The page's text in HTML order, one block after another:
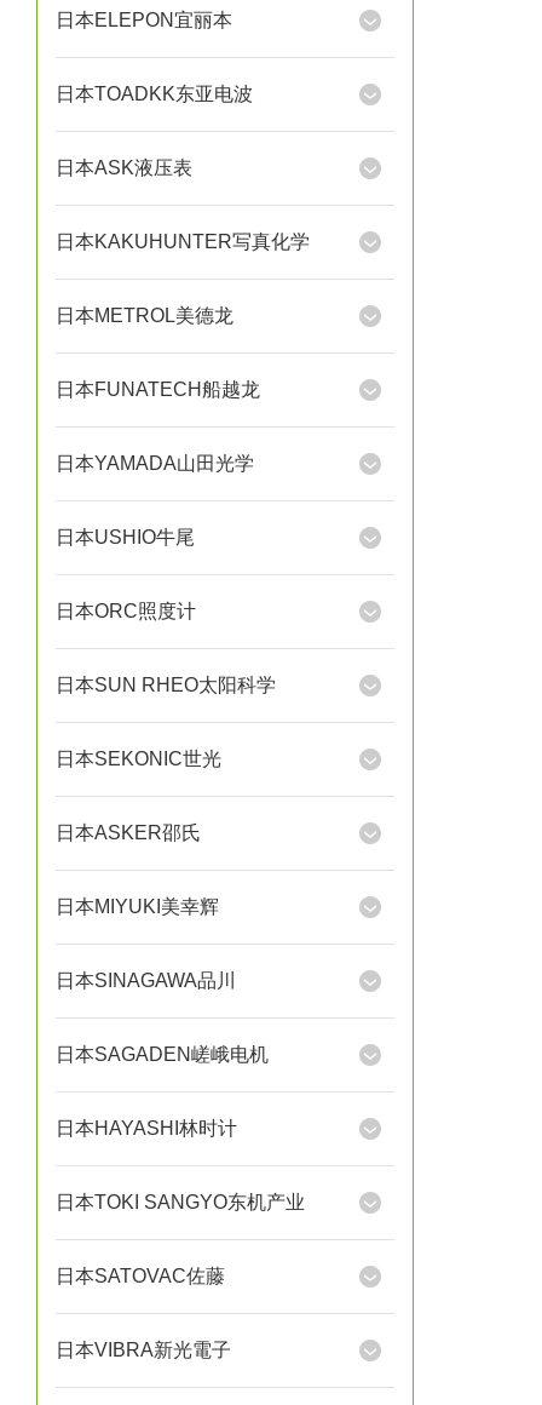
日本ELEPON宜丽本
日本TOADKK东亚电波
日本ASK液压表
日本KAKUHUNTER写真化学
日本METROL美德龙
日本FUNATECH船越龙
日本YAMADA山田光学
日本USHIO牛尾
日本ORC照度计
日本SUN RHEO太阳科学
日本SEKONIC世光
日本ASKER邵氏
日本MIYUKI美幸辉
日本SINAGAWA品川
日本SAGADEN嵯峨电机
日本HAYASHI林时计
日本TOKI SANGYO东机产业
日本SATOVAC佐藤
日本VIBRA新光電子